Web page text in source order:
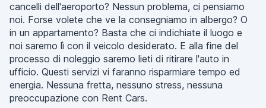
cancelli dell'aeroporto? Nessun problema, ci pensiamo
noi. Forse volete che ve la consegniamo in albergo? O
in un appartamento? Basta che ci indichiate il luogo e
noi saremo lì con il veicolo desiderato. E alla fine del
processo di noleggio saremo lieti di ritirare l'auto in
ufficio. Questi servizi vi faranno risparmiare tempo ed
energia. Nessuna fretta, nessuno stress, nessuna
preoccupazione con Rent Cars.